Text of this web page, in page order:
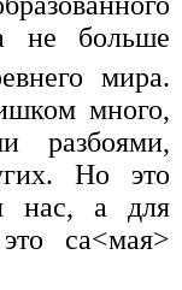
не больше
мира.
много,
разбоями,
Но это
нас, а для
са<мая>